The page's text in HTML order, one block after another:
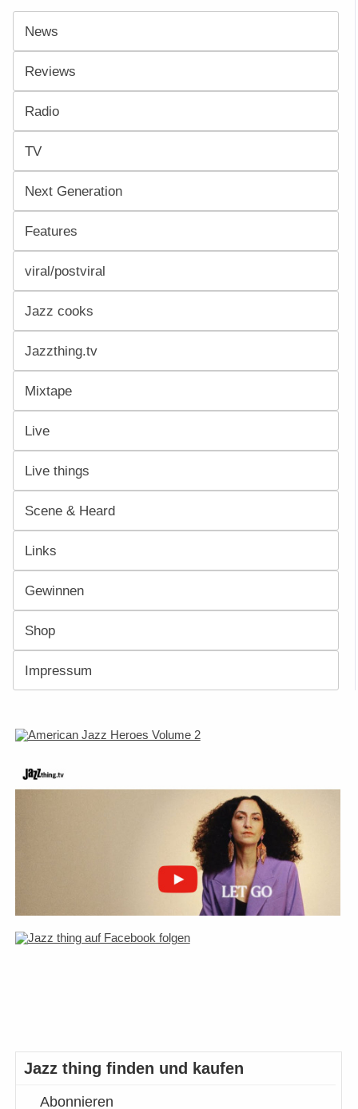
News
Reviews
Radio
TV
Next Generation
Features
viral/postviral
Jazz cooks
Jazzthing.tv
Mixtape
Live
Live things
Scene & Heard
Links
Gewinnen
Shop
Impressum
Jazz thing finden und kaufen
Abonnieren